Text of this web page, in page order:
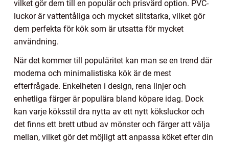
vilket gör dem till en populär och prisvärd option. PVC-
luckor är vattentåliga och mycket slitstarka, vilket gör
dem perfekta för kök som är utsatta för mycket
användning.
När det kommer till populäritet kan man se en trend där
moderna och minimalistiska kök är de mest
efterfrågade. Enkelheten i design, rena linjer och
enhetliga färger är populära bland köpare idag. Dock
kan varje köksstil dra nytta av ett nytt köksluckor och
det finns ett brett utbud av mönster och färger att välja
mellan, vilket gör det möjligt att anpassa köket efter din